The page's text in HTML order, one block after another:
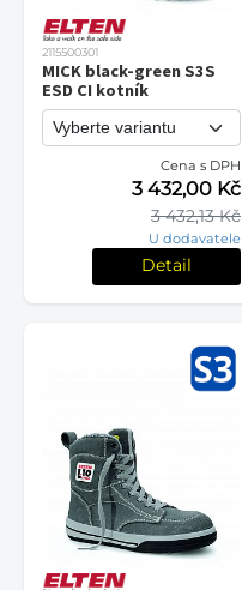
2115500301
MICK black-green S3S
ESD CI kotník
Cena s DPH
3 432,13 Kč
3 432,00 Kč
U dodavatele
Detail